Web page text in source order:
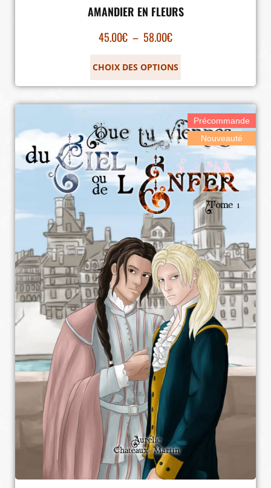
AMANDIER EN FLEURS
45.00€ – 58.00€
CHOIX DES OPTIONS
Précommande
Nouveauté